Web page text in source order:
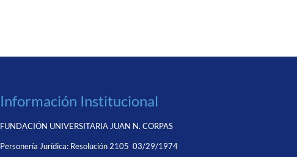
Información Institucional
FUNDACIÓN UNIVERSITARIA JUAN N. CORPAS
Personería Jurídica: Resolución 2105 03/29/1974